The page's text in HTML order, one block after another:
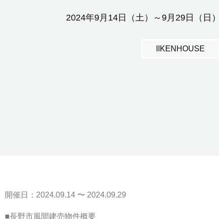
2024年9月14日（土）～9月29日（日
IIKENHOUSE
開催日：2024.09.14 〜 2024.09.29
■長野市風間建売物件概要